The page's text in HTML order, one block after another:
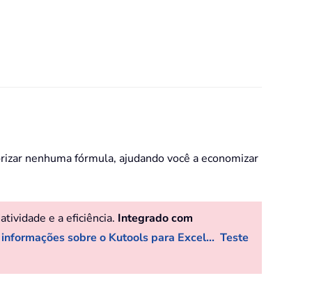
nenhuma fórmula, ajudando você a economizar
e a eficiência. Integrado com
sobre o Kutools para Excel... Teste